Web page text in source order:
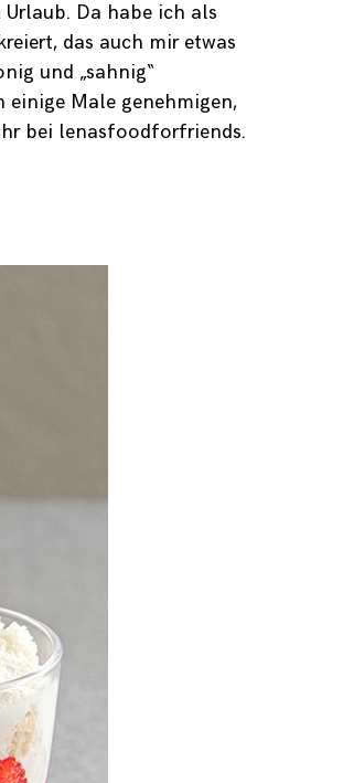
Da habe ich als
das auch mir etwas
und „sahnig“
einige Male genehmigen,
bei lenasfoodforfriends.